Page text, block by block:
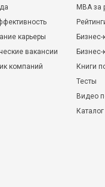
карьеры
вакансии
компаний
MBA
Бизнес-
Книги
Тесты
Видео